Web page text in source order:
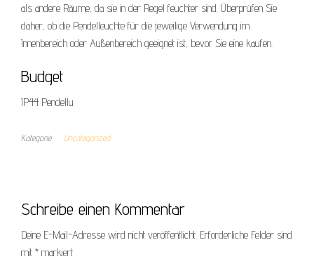
als andere Räume, da sie in der Regel feuchter sind. Überprüfen Sie
daher, ob die Pendelleuchte für die jeweilige Verwendung im
Innenbereich oder Außenbereich geeignet ist, bevor Sie eine kaufen.
Budget
IP44 Pendellu
Kategorie Uncategorized
Schreibe einen Kommentar
Deine E-Mail-Adresse wird nicht veröffentlicht. Erforderliche Felder sind
mit * markiert